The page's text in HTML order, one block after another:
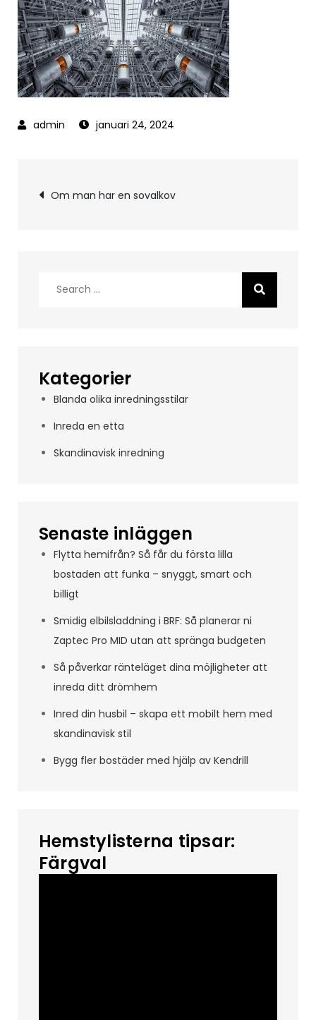
januari 24, 2024
Inläggsnavigering
Om man har en sovalkov
Kategorier
Blanda olika inredningsstilar
Inreda en etta
Skandinavisk inredning
Senaste inläggen
Flytta hemifrån? Så får du första lilla
bostaden att funka – snyggt, smart och
billigt
Smidig elbilsladdning i BRF: Så planerar ni
Zaptec Pro MID utan att spränga budgeten
Så påverkar ränteläget dina möjligheter att
inreda ditt drömhem
Inred din husbil – skapa ett mobilt hem med
skandinavisk stil
Bygg fler bostäder med hjälp av Kendrill
Hemstylisterna tipsar:
Färgval